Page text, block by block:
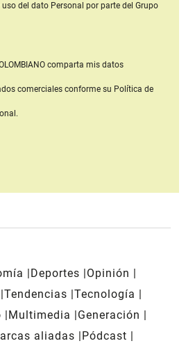
del dato Personal por parte del Grupo
comparta mis datos
comerciales conforme su Política de
Deportes
Opinión
Tendencias Tecnología
Multimedia
Generación
aliadas
Pódcast